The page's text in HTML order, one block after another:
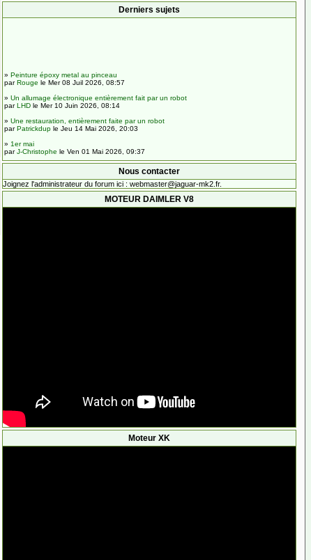
Derniers sujets
Peinture époxy metal au pinceau
parRouge le Mer 08 Juil 2026, 08:57
Un allumage électronique entièrement fait par un robot
parLHDle Mer 10 Juin 2026, 08:14
Une restauration, entièrement faite par un robot
parPatrickduple Jeu 14 Mai 2026, 20:03
parJ-Christophe
»Calcul de rails porte voiture.
le Lun 02 Mar 2026, 21:42
»Brexit - le record ?
parPatrickduple Sam 21 Fév 2026, 16:32
»Besoin d'aide pour une visite sur Bayonne
Nous contacter
Joignez l'administrateur du forum ici : webmaster@jaguar-mk2.fr.
MOTEUR DAIMLER V8
Moteur XK